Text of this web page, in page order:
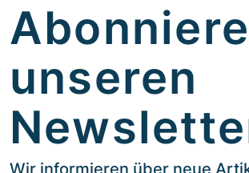
Abonniere
unseren